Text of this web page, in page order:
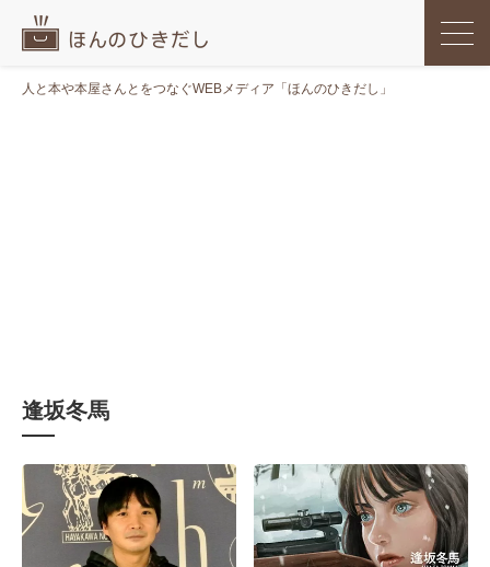
人と本や本屋さんとをつなぐWEBメディア「ほんのひきだし」
逢坂冬馬